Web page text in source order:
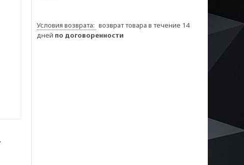
возврат товара в течение 14
дней по договоренности